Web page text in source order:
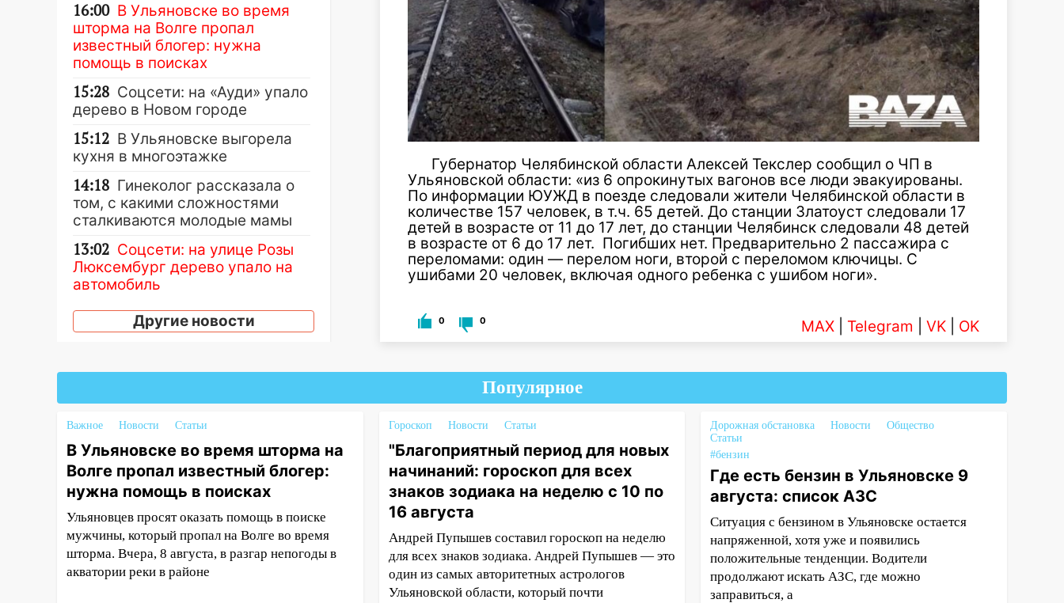
Губернатор Челябинской области Алексей Текслер сообщил о ЧП в
Ульяновской области: «из 6 опрокинутых вагонов все люди эвакуированы.
По информации ЮУЖД в поезде следовали жители Челябинской области в
количестве 157 человек, в т.ч. 65 детей. До станции Златоуст следовали 17
детей в возрасте от 11 до 17 лет, до станции Челябинск следовали 48 детей
в возрасте от 6 до 17 лет. Погибших нет. Предварительно 2 пассажира с
переломами: один — перелом ноги, второй с переломом ключицы. С
ушибами 20 человек, включая одного ребенка с ушибом ноги».
0 0 MAX Telegram VK OK
16:00 В Ульяновске во время
шторма на Волге пропал
известный блогер: нужна
помощь в поисках
15:28 Соцсети: на «Ауди» упало
дерево в Новом городе
15:12 В Ульяновске выгорела
кухня в многоэтажке
14:18 Гинеколог рассказала о
том, с какими сложностями
сталкиваются молодые мамы
13:02 Соцсети: на улице Розы
Люксембург дерево упало на
автомобиль
13:00 «Благоприятный период
для новых начинаний: гороскоп
«море»
12:57 В Ульяновской области
ожидается крупный град
12:11
Где есть бензин в
Ульяновске 9 августа: список
АЗС
11:55 Соцсети: светофор упал
Другие новости
Популярное
Важное Новости Статьи
В Ульяновске во время шторма на
Волге пропал известный блогер:
нужна помощь в поисках
Ульяновцев просят оказать помощь в поиске
мужчины, который пропал на Волге во время
шторма. Вчера, 8 августа, в разгар непогоды в
акватории реки в районе
Гороскоп Новости Статьи
"Благоприятный период для новых
начинаний: гороскоп для всех
знаков зодиака на неделю с 10 по
16 августа
Андрей Пупышев составил гороскоп на неделю
для всех знаков зодиака. Андрей Пупышев — это
один из самых авторитетных астрологов
Ульяновской области, который почти
Дорожная обстановка Новости
Общество
Статьи
#бензин
Где есть бензин в Ульяновске 9
августа: список АЗС
Ситуация с бензином в Ульяновске остается
напряженной, хотя уже и появились
положительные тенденции. Водители
продолжают искать АЗС, где можно
заправиться, а